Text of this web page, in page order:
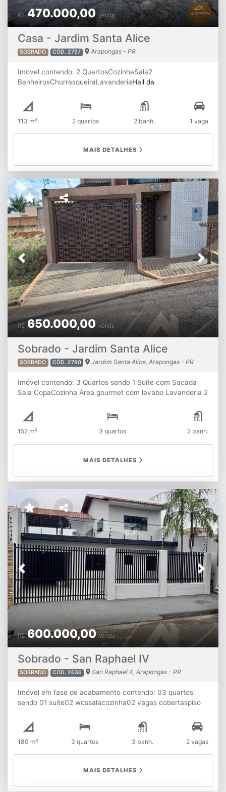
Casa - Jardim Santa Alice
SOBRADO CÓD. 2797 Arapongas - PR
R$470.000,00Venda
Imóvel contendo: 2 QuartosCozinhaSala2
BanheirosChurrasqueiraLavanderiaHall da
113 m² 2 quartos 2 banh. 1 vaga
MAIS DETALHES
Sobrado - Jardim Santa Alice
SOBRADO CÓD. 2780 Jardim Santa Alice, Arapongas - PR
Previous Next
R$650.000,00Venda
Imóvel contendo: 3 Quartos sendo 1 Suíte com Sacada
Sala CopaCozinha Área gourmet com lavabo Lavanderia 2
157 m² 3 quartos 2 banh.
MAIS DETALHES
Sobrado - San Raphael IV
SOBRADO CÓD. 2636 San Raphael 4, Arapongas - PR
Previous Next
R$600.000,00Venda
Imóvel em fase de acabamento contendo: 03 quartos
sendo 01 suíte02 wcssalacozinha02 vagas cobertaspiso
disponibilidade e os valores dos imóveis estão sujeitos à
alterações sem aviso prévio.
180 m² 3 quartos 3 banh. 2 vagas
MAIS DETALHES